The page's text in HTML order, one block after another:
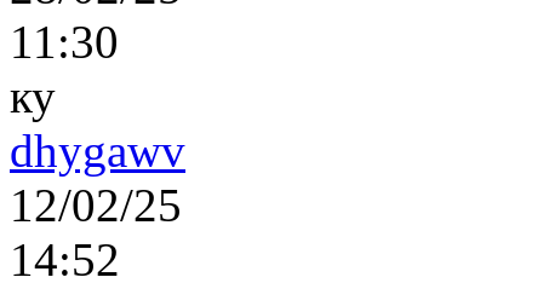
11:30
ку
dhygawv
12/02/25
14:52